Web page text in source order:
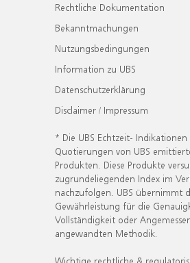
Rechtliche Dokumentation
Bekanntmachungen
Nutzungsbedingungen
Information zu UBS
Datenschutzerklärung
Disclaimer / Impressum
* Die UBS Echtzeit-
Quotierungen von UBS
Produkten. Diese Produkte
zugrundeliegenden Index im
nachzufolgen. UBS übernimmt
Gewährleistung für die
Vollständigkeit oder
angewandten Methodik.